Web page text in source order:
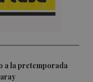
a la pretemporada